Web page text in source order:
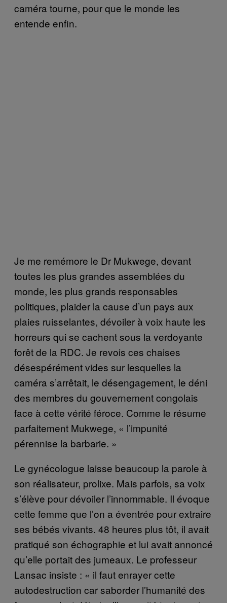
caméra tourne, pour que le monde les
entende enfin.
Je me remémore le Dr Mukwege, devant
toutes les plus grandes assemblées du
monde, les plus grands responsables
politiques, plaider la cause d’un pays aux
plaies ruisselantes, dévoiler à voix haute les
horreurs qui se cachent sous la verdoyante
forêt de la RDC. Je revois ces chaises
désespérément vides sur lesquelles la
caméra s’arrêtait, le désengagement, le déni
des membres du gouvernement congolais
face à cette vérité féroce. Comme le résume
parfaitement Mukwege, « l’impunité
pérennise la barbarie. »
Le gynécologue laisse beaucoup la parole à
son réalisateur, prolixe. Mais parfois, sa voix
s’élève pour dévoiler l’innommable. Il évoque
cette femme que l’on a éventrée pour extraire
ses bébés vivants. 48 heures plus tôt, il avait
pratiqué son échographie et lui avait annoncé
qu’elle portait des jumeaux. Le professeur
Lansac insiste : « il faut enrayer cette
autodestruction car saborder l’humanité des